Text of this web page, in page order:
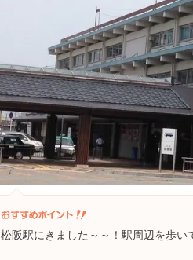
松阪駅にきました～～！駅周辺を歩い